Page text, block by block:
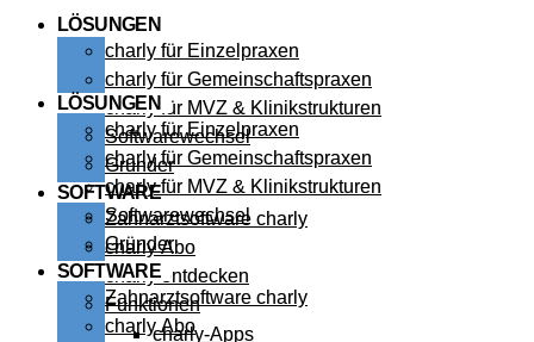
LÖSUNGEN
charly für Einzelpraxen
charly für Gemeinschaftspraxen
charly für MVZ & Klinikstrukturen
Softwarewechsel
Gründer
SOFTWARE
Zahnarztsoftware charly
charly Abo
charly entdecken
Funktionen
charly-Apps
LÖSUNGEN
charly für Einzelpraxen
charly für Gemeinschaftspraxen
charly für MVZ & Klinikstrukturen
Softwarewechsel
Gründer
SOFTWARE
Zahnarztsoftware charly
charly Abo